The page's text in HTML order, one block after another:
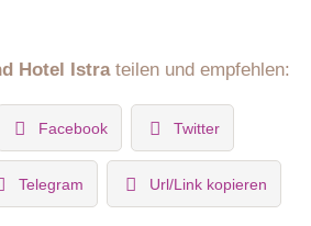
Hotel Istrateilen und empfehlen:
Facebook Twitter
Telegram Url/Link kopieren